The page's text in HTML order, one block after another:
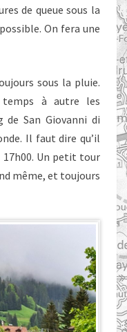
de queue sous la
On fera une
sous la pluie.
temps à autre les
de San Giovanni di
Il faut dire qu’il
Un petit tour
même, et toujours